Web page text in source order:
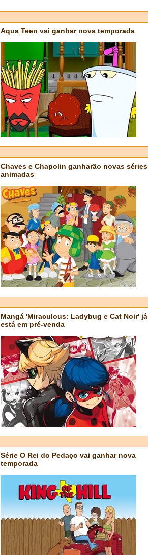
Aqua Teen vai ganhar nova temporada
Chaves e Chapolin ganharão novas séries
animadas
Mangá 'Miraculous: Ladybug e Cat Noir' já
está em pré-venda
Série O Rei do Pedaço vai ganhar nova
temporada